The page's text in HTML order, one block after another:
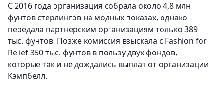
С 2016 года организация собрала около 4,8 млн
фунтов стерлингов на модных показах, однако
передала партнерским организациям только 389
тыс. фунтов. Позже комиссия взыскала с Fashion for
Relief 350 тыс. фунтов в пользу двух фондов,
которые так и не дождались выплат от организации
Кэмпбелл.